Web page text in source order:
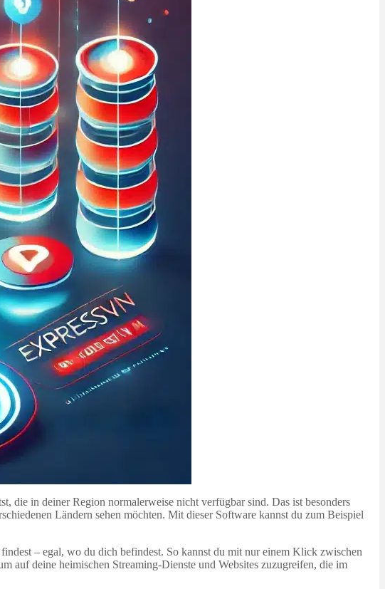
die in deiner Region normalerweise nicht verfügbar sind. Das ist besonders
Ländern sehen möchten. Mit dieser Software kannst du zum Beispiel
– egal, wo du dich befindest. So kannst du mit nur einem Klick zwischen
auf deine heimischen Streaming-Dienste und Websites zuzugreifen, die im